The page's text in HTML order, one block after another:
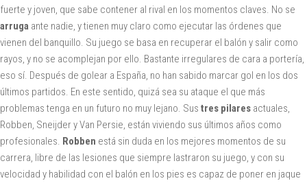
fuerte y joven, que sabe contener al rival en los momentos claves. No se
arruga ante nadie, y tienen muy claro como ejecutar las órdenes que
vienen del banquillo. Su juego se basa en recuperar el balón y salir como
rayos, y no se acomplejan por ello. Bastante irregulares de cara a portería,
eso sí. Después de golear a España, no han sabido marcar gol en los dos
últimos partidos. En este sentido, quizá sea su ataque el que más
problemas tenga en un futuro no muy lejano. Sus tres pilares actuales,
Robben, Sneijder y Van Persie, están viviendo sus últimos años como
profesionales. Robben está sin duda en los mejores momentos de su
carrera, libre de las lesiones que siempre lastraron su juego, y con su
velocidad y habilidad con el balón en los pies es capaz de poner en jaque